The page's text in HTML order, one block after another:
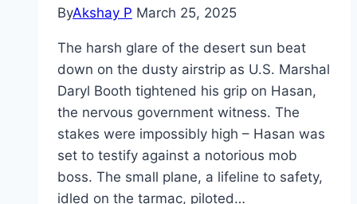
ByAkshay P March 25, 2025
The harsh glare of the desert sun beat
down on the dusty airstrip as U.S. Marshal
Daryl Booth tightened his grip on Hasan,
the nervous government witness. The
stakes were impossibly high – Hasan was
set to testify against a notorious mob
boss. The small plane, a lifeline to safety,
idled on the tarmac, piloted…